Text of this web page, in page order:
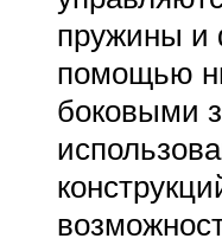
пружины и
помощью
боковыми